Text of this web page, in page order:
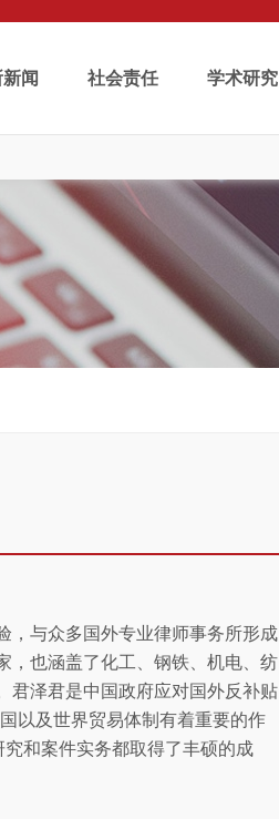
闻 社会责任 学术研究
，与众多国外专业律师事务所形成
，也涵盖了化工、钢铁、机电、纺
君泽君是中国政府应对国外反补贴
以及世界贸易体制有着重要的作
和案件实务都取得了丰硕的成